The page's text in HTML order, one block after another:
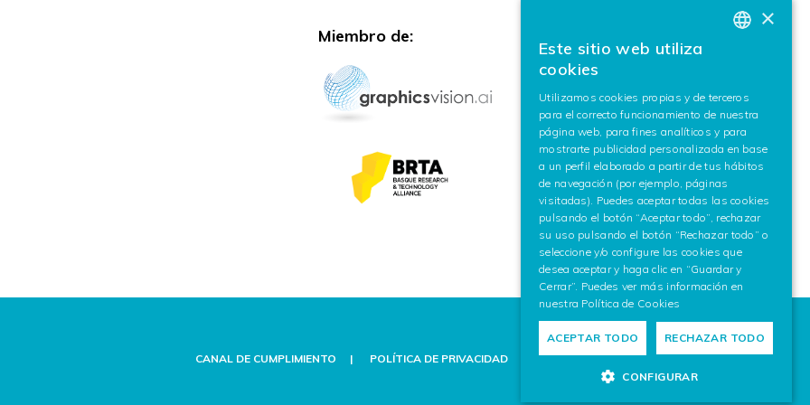
Miembro de:
CANAL DE CUMPLIMIENTO POLÍTICA DE PRIVACIDAD POLÍTICA DE COOKIES AVISO LEGAL
ENGLISH
×
Este sitio web utiliza
cookies
Utilizamos cookies propias y de terceros
para el correcto funcionamiento de nuestra
página web, para fines analíticos y para
mostrarte publicidad personalizada en base
a un perfil elaborado a partir de tus hábitos
de navegación (por ejemplo, páginas
visitadas). Puedes aceptar todas las cookies
pulsando el botón “Aceptar todo”, rechazar
su uso pulsando el botón “Rechazar todo” o
seleccione y/o configure las cookies que
desea aceptar y haga clic en “Guardar y
Cerrar”. Puedes ver más información en
nuestra Política de Cookies
ACEPTAR TODO RECHAZAR TODO
CONFIGURAR